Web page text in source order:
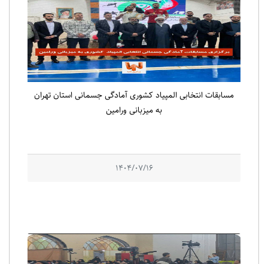
مسابقات انتخابی المپیاد کشوری آمادگی جسمانی استان تهران
به میزبانی ورامین
1404/07/16